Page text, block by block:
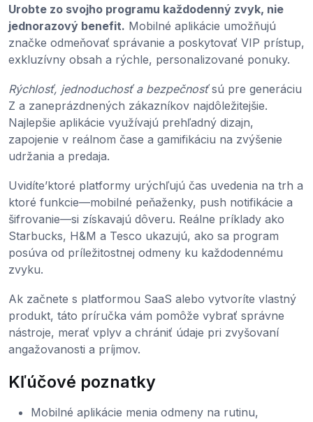
Urobte zo svojho programu každodenný zvyk, nie
jednorazový benefit. Mobilné aplikácie umožňujú
značke odmeňovať správanie a poskytovať VIP prístup,
exkluzívny obsah a rýchle, personalizované ponuky.
Rýchlosť, jednoduchosť a bezpečnosťsú pre generáciu
Z a zaneprázdnených zákazníkov najdôležitejšie.
Najlepšie aplikácie využívajú prehľadný dizajn,
zapojenie v reálnom čase a gamifikáciu na zvýšenie
udržania a predaja.
Uvidíte’ktoré platformy urýchľujú čas uvedenia na trh a
ktoré funkcie—mobilné peňaženky, push notifikácie a
šifrovanie—si získavajú dôveru. Reálne príklady ako
Starbucks, H&M a Tesco ukazujú, ako sa program
posúva od príležitostnej odmeny ku každodennému
zvyku.
Ak začnete s platformou SaaS alebo vytvoríte vlastný
produkt, táto príručka vám pomôže vybrať správne
nástroje, merať vplyv a chrániť údaje pri zvyšovaní
angažovanosti a príjmov.
Kľúčové poznatky
Mobilné aplikácie menia odmeny na rutinu,